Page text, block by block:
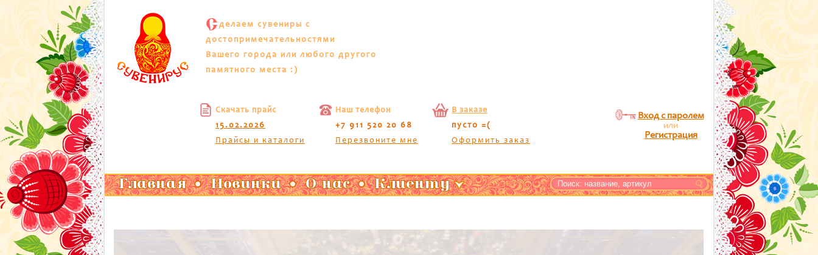
С делаем сувениры с
достопримечательностями
Вашего города или любого другого
памятного места :)
Скачать прайс
15.02.2026
Прайсы и каталоги
Наш телефон
+7 911 520 20 68
Перезвоните мне
В заказе
пусто =(
Оформить заказ
Вход с паролем
или
Регистрация
Главная Новинки О нас Клиенту